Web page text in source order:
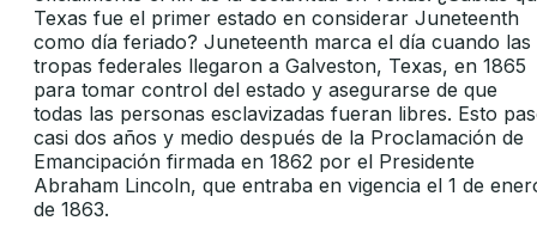
Texas fue el primer estado en considerar Juneteenth
como día feriado? Juneteenth marca el día cuando las
tropas federales llegaron a Galveston, Texas, en 1865
para tomar control del estado y asegurarse de que
todas las personas esclavizadas fueran libres. Esto
casi dos años y medio después de la Proclamación de
Emancipación firmada en 1862 por el Presidente
Abraham Lincoln, que entraba en vigencia el 1 de
de 1863.